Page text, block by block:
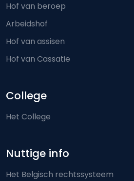
Hof van beroep
Arbeidshof
Hof van assisen
Hof van Cassatie
College
Het College
Nuttige info
Het Belgisch rechtssysteem